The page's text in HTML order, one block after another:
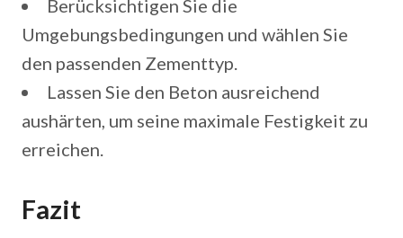
Berücksichtigen Sie die
Umgebungsbedingungen und wählen Sie
den passenden Zementtyp.
Lassen Sie den Beton ausreichend
aushärten, um seine maximale Festigkeit zu
erreichen.
Fazit